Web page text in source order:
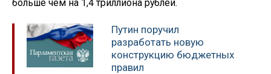
больше чем на 1,4 триллиона рублей.
Путин поручил
разработать новую
конструкцию бюджетных
правил